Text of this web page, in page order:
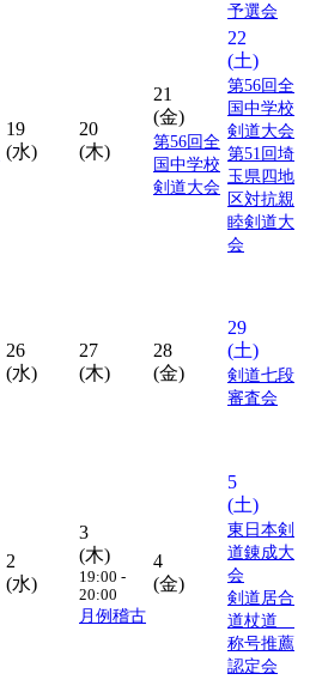
予選会
19
(水)
20
(木)
21
(金)
第56回全
国中学校
剣道大会
22
(土)
第56回全
国中学校
剣道大会
第51回埼
玉県四地
区対抗親
睦剣道大
会
26
(水)
27
(木)
28
(金)
29
(土)
剣道七段
審査会
2
(水)
3
(木)
19:00 -
20:00
月例稽古
4
(金)
5
(土)
東日本剣
道錬成大
会
剣道居合
道杖道
称号推薦
認定会